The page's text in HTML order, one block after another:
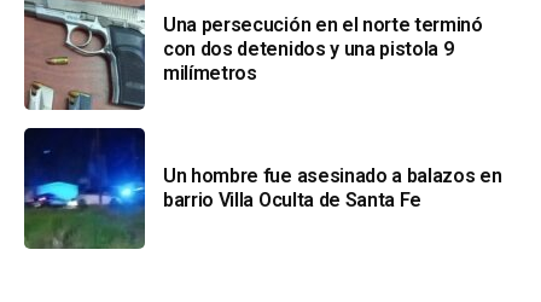
Una persecución en el norte terminó
con dos detenidos y una pistola 9
milímetros
Un hombre fue asesinado a balazos en
barrio Villa Oculta de Santa Fe